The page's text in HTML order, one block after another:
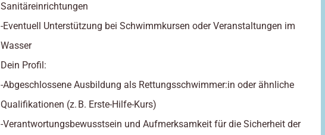
Sanitäreinrichtungen
-Eventuell Unterstützung bei Schwimmkursen oder Veranstaltungen im
Wasser
Dein Profil:
-Abgeschlossene Ausbildung als Rettungsschwimmer:in oder ähnliche
Qualifikationen (z. B. Erste-Hilfe-Kurs)
-Verantwortungsbewusstsein und Aufmerksamkeit für die Sicherheit der